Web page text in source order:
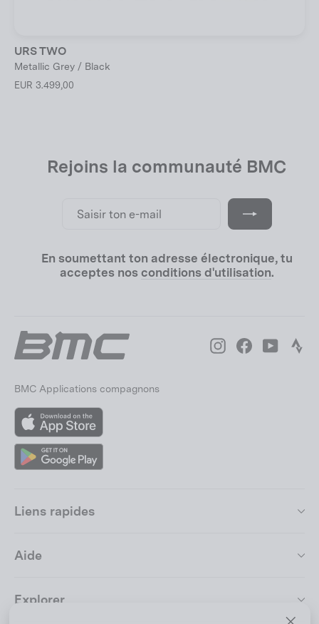
URS TWO
Metallic Grey / Black
EUR 3.499,00
Rejoins la communauté BMC
En soumettant ton adresse électronique, tu
acceptes nos conditions d'utilisation.
InstagramFacebookYouTube
BMC Applications compagnons
Play
Liens rapides
Aide
Explorer